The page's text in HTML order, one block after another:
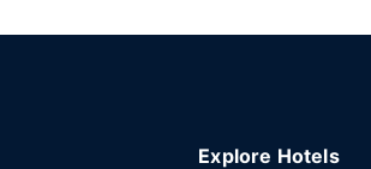
Explore Hotels